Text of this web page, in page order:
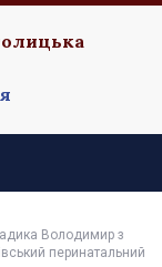
Володимир з
перинатальний